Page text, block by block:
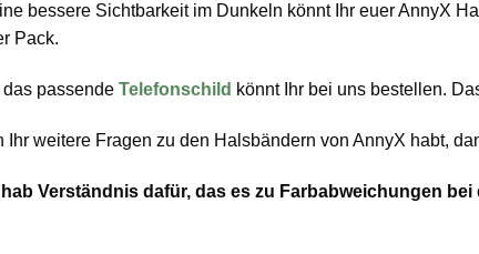
bessere Sichtbarkeit im Dunkeln könnt Ihr euer AnnyX
Pack.
passende Telefonschild könnt Ihr bei uns bestellen.
Ihr weitere Fragen zu den Halsbändern von AnnyX habt,
hab Verständnis dafür, das es zu Farbabweichungen